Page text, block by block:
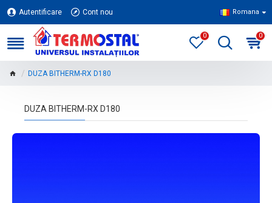
Autentificare Cont nou Romana
0 0
DUZA BITHERM-RX D180
DUZA BITHERM-RX D180